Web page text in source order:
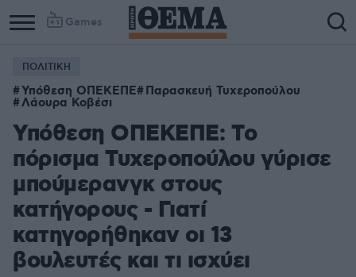
Games
ΠΟΛΙΤΙΚΗ
Υπόθεση ΟΠΕΚΕΠΕ Παρασκευή Τυχεροπούλου
Λάουρα Κοβέσι
Υπόθεση ΟΠΕΚΕΠΕ: Tο
πόρισμα Τυχεροπούλου γύρισε
μπούμερανγκ στους
κατήγορους - Γιατί
κατηγορήθηκαν οι 13
βουλευτές και τι ισχύει